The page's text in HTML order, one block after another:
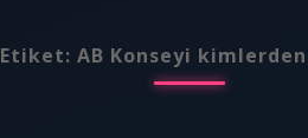
Etiket: AB Konseyi